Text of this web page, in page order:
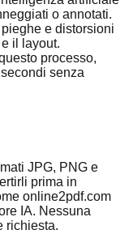
o annotati.
e distorsioni
il layout.
processo,
senza
JPG, PNG e
prima in
online2pdf.com
IA. Nessuna
richiesta.